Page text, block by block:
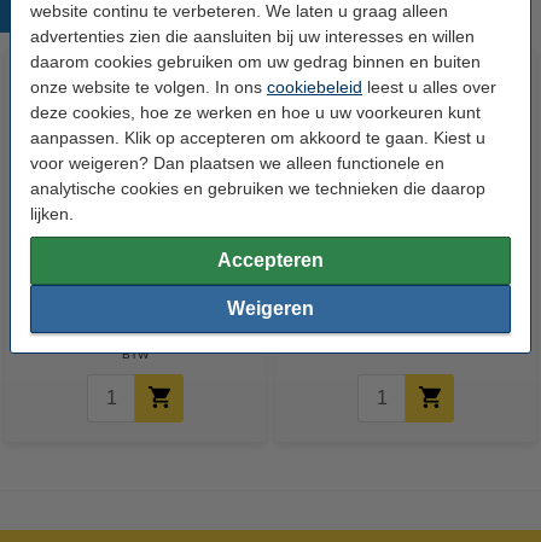
website continu te verbeteren. We laten u graag alleen
advertenties zien die aansluiten bij uw interesses en willen
daarom cookies gebruiken om uw gedrag binnen en buiten
onze website te volgen. In ons cookiebeleid leest u alles over
deze cookies, hoe ze werken en hoe u uw voorkeuren kunt
aanpassen. Klik op accepteren om akkoord te gaan. Kiest u
voor weigeren? Dan plaatsen we alleen functionele en
analytische cookies en gebruiken we technieken die daarop
lijken.
Accepteren
Weigeren
Populaire producten
123accu Xtreme Power AAA /
MN2400 / LR03 alkaline batterij
BTW
123accu Xtreme Power